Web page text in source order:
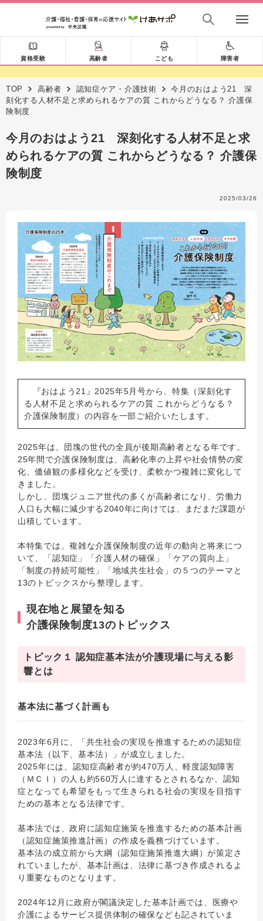
資格受験 高齢者 こども 障害者
TOP 高齢者 認知症ケア・介護技術
今月のおはよう21 深
刻化する人材不足と求められるケアの質 これからどうなる？ 介護保
険制度
今月のおはよう21 深刻化する人材不足と求
められるケアの質 これからどうなる？ 介護保
険制度
2025/03/26
『おはよう21』2025年5月号から、特集（深刻化す
る人材不足と求められるケアの質 これからどうなる？
介護保険制度）の内容を一部ご紹介いたします。
2025年は、団塊の世代の全員が後期高齢者となる年です。
25年間で介護保険制度は、高齢化率の上昇や社会情勢の変
化、価値観の多様化などを受け、柔軟かつ複雑に変化して
きました。
しかし、団塊ジュニア世代の多くが高齢者になり、労働力
人口も大幅に減少する2040年に向けては、まだまだ課題が
山積しています。
本特集では、複雑な介護保険制度の近年の動向と将来につ
いて、「認知症」「介護人材の確保」「ケアの質向上」
「制度の持続可能性」「地域共生社会」の５つのテーマと
13のトピックスから整理します。
現在地と展望を知る
介護保険制度13のトピックス
トピック１ 認知症基本法が介護現場に与える影
響とは
基本法に基づく計画も
2023年6月に、「共生社会の実現を推進するための認知症
基本法（以下、基本法）」が成立しました。
2025年には、認知症高齢者が約470万人、軽度認知障害
（ＭＣＩ）の人も約560万人に達するとされるなか、認知
症となっても希望をもって生きられる社会の実現を目指す
ための基本となる法律です。
基本法では、政府に認知症施策を推進するための基本計画
（認知症施策推進計画）の作成を義務づけています。
基本法の成立前から大綱（認知症施策推進大綱）が策定さ
れていましたが、基本計画は、法律に基づき作成されるよ
り重要なものとなります。
2024年12月に政府が閣議決定した基本計画では、医療や
介護によるサービス提供体制の確保なども記されていま